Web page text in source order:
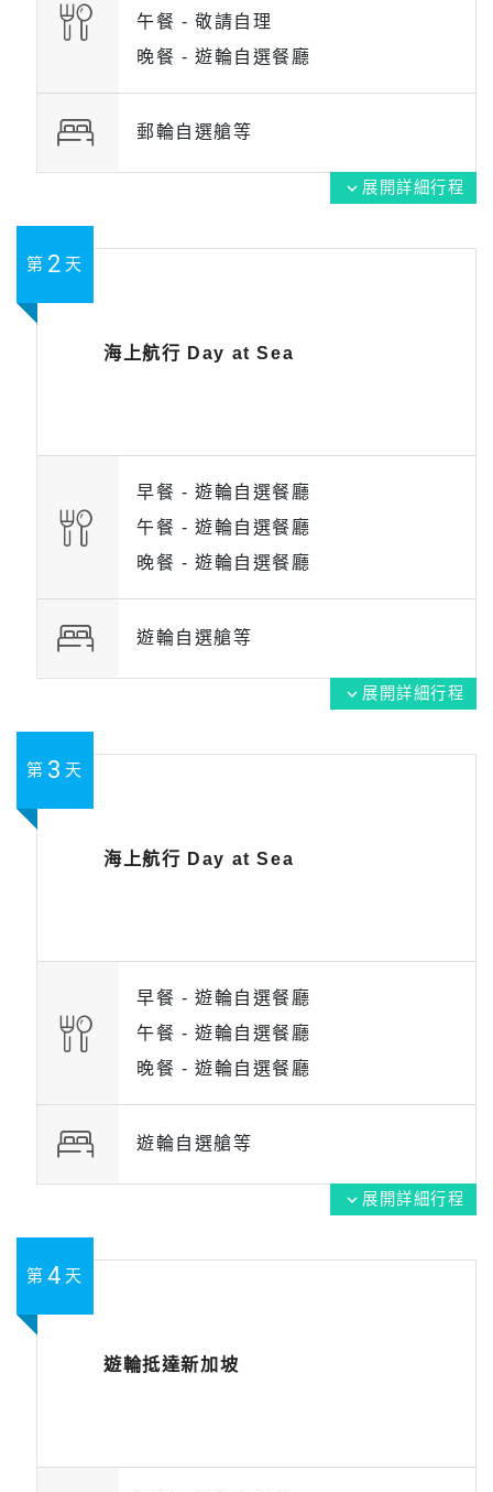
午餐 - 敬請自理
晚餐 - 遊輪自選餐廳
郵輪自選艙等
expand_more展開詳細行程
第 2 天
海上航行 Day at Sea
早餐 - 遊輪自選餐廳
午餐 - 遊輪自選餐廳
晚餐 - 遊輪自選餐廳
遊輪自選艙等
expand_more展開詳細行程
第 3 天
海上航行 Day at Sea
早餐 - 遊輪自選餐廳
午餐 - 遊輪自選餐廳
晚餐 - 遊輪自選餐廳
遊輪自選艙等
expand_more展開詳細行程
第 4 天
遊輪抵達新加坡